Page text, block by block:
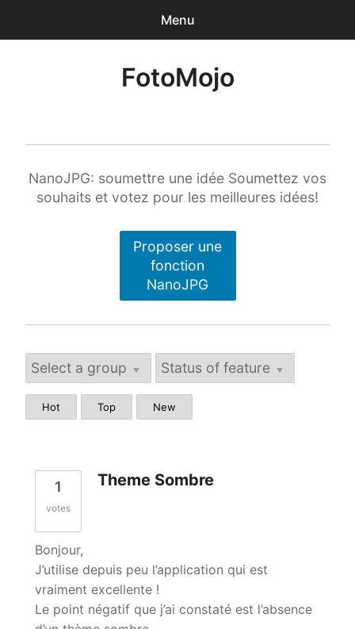
Menu
Drone de loisir
Méga-formation Strobist / Studio de Rue
Lumière et flash TTL
Le Look Noir et Blanc
Blaise Retouche Portrait
Les packs
FotoMojo
NanoJPG: soumettre une idée Soumettez vos
souhaits et votez pour les meilleures idées!
Proposer une
fonction
NanoJPG
Hot Top New
1
votes
Theme Sombre
Bonjour,
J’utilise depuis peu l’application qui est
vraiment excellente !
Le point négatif que j’ai constaté est l’absence